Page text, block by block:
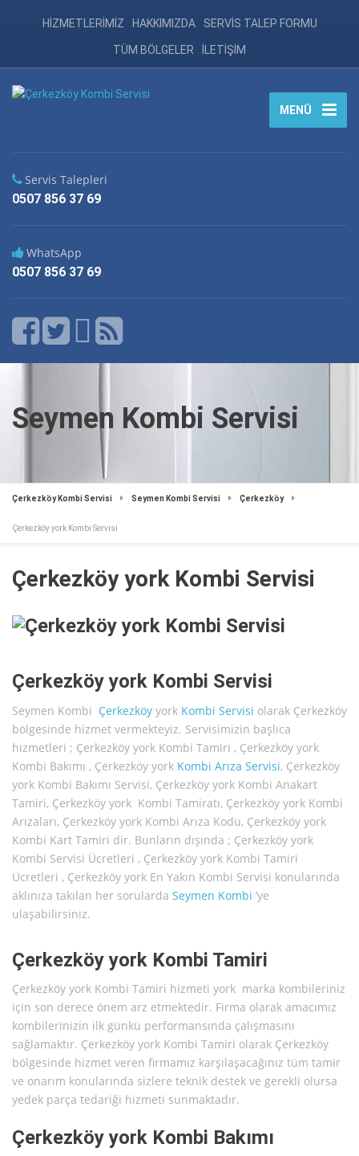
HİZMETLERİMİZ HAKKIMIZDA SERVİS TALEP FORMU
TÜM BÖLGELER İLETİŞİM
MENÜ
Servis Talepleri
0507 856 37 69
WhatsApp
0507 856 37 69
Seymen Kombi Servisi
Çerkezköy Kombi Servisi Seymen Kombi Servisi Çerkezköy
Çerkezköy york Kombi Servisi
Çerkezköy york Kombi Servisi
Çerkezköy york Kombi Servisi
Seymen Kombi Çerkezköy york Kombi Servisi olarak Çerkezköy
bölgesinde hizmet vermekteyiz. Servisimizin başlıca
hizmetleri ; Çerkezköy york Kombi Tamiri , Çerkezköy york
Kombi Bakımı , Çerkezköy york Kombi Arıza Servisi, Çerkezköy
york Kombi Bakımı Servisi, Çerkezköy york Kombi Anakart
Tamiri, Çerkezköy york Kombi Tamiratı, Çerkezköy york Kombi
Arızaları, Çerkezköy york Kombi Arıza Kodu, Çerkezköy york
Kombi Kart Tamiri dir. Bunların dışında ; Çerkezköy york
Kombi Servisi Ücretleri , Çerkezköy york Kombi Tamiri
Ücretleri , Çerkezköy york En Yakın Kombi Servisi konularında
aklınıza takılan her sorularda Seymen Kombi ’ye
ulaşabilirsiniz.
Çerkezköy york Kombi Tamiri
Çerkezköy york Kombi Tamiri hizmeti york marka kombileriniz
için son derece önem arz etmektedir. Firma olarak amacımız
kombilerinizin ilk günkü performansında çalışmasını
sağlamaktır. Çerkezköy york Kombi Tamiri olarak Çerkezköy
bölgesinde hizmet veren firmamız karşılaşacağınız tüm tamir
ve onarım konularında sizlere teknik destek ve gerekli olursa
yedek parça tedariği hizmeti sunmaktadır.
Çerkezköy york Kombi Bakımı